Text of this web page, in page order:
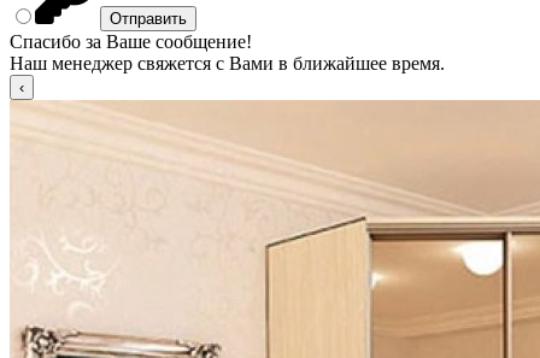
Спасибо за Ваше сообщение!
Наш менеджер свяжется с Вами в ближайшее время.